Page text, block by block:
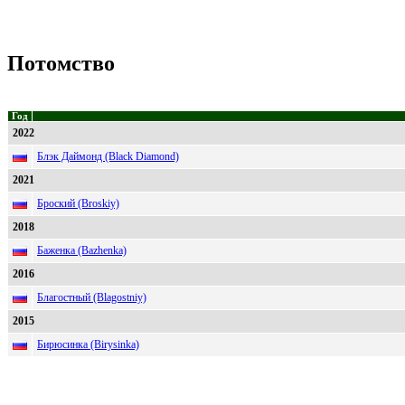
Потомство
Год
2022
Блэк Даймонд (Black Diamond)
2021
Броский (Broskiy)
2018
Баженка (Bazhenka)
2016
Благостный (Blagostniy)
2015
Бирюсинка (Birysinka)